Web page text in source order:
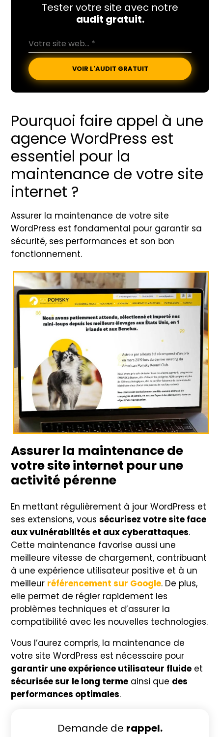
Tester votre site avec notre
audit gratuit.
VOIR L'AUDIT GRATUIT
Pourquoi faire appel à une
agence WordPress est
essentiel pour la
maintenance de votre site
internet ?
Assurer la maintenance de votre site
WordPress est fondamental pour garantir sa
sécurité, ses performances et son bon
fonctionnement.
Assurer la maintenance de
votre site internet pour une
activité pérenne
En mettant régulièrement à jour WordPress et
ses extensions, voussécurisez votre site face
aux vulnérabilités et aux cyberattaques.
Cette maintenance favorise aussi une
meilleure vitesse de chargement, contribuant
à une expérience utilisateur positive et à un
meilleur référencement sur Google. De plus,
elle permet de régler rapidement les
problèmes techniques et d’assurer la
compatibilité avec les nouvelles technologies.
Vous l’aurez compris, la maintenance de
votre site WordPress est nécessaire pour
garantir une expérience utilisateur fluide et
sécurisée sur le long terme ainsi que des
performances optimales.
Demande de rappel.